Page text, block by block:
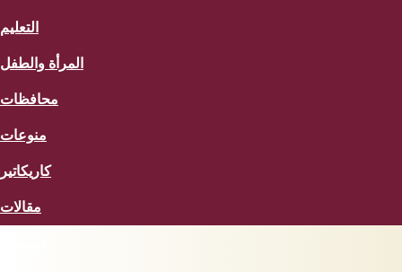
التعليم
المرأة والطفل
محافظات
منوعات
كاريكاتير
مقالات